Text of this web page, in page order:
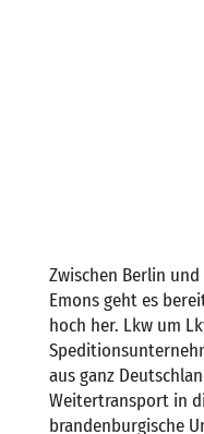
Zwischen Berlin
Emons geht es
hoch her. Lkw um
aus ganz
Weitertransport in
brandenburgische